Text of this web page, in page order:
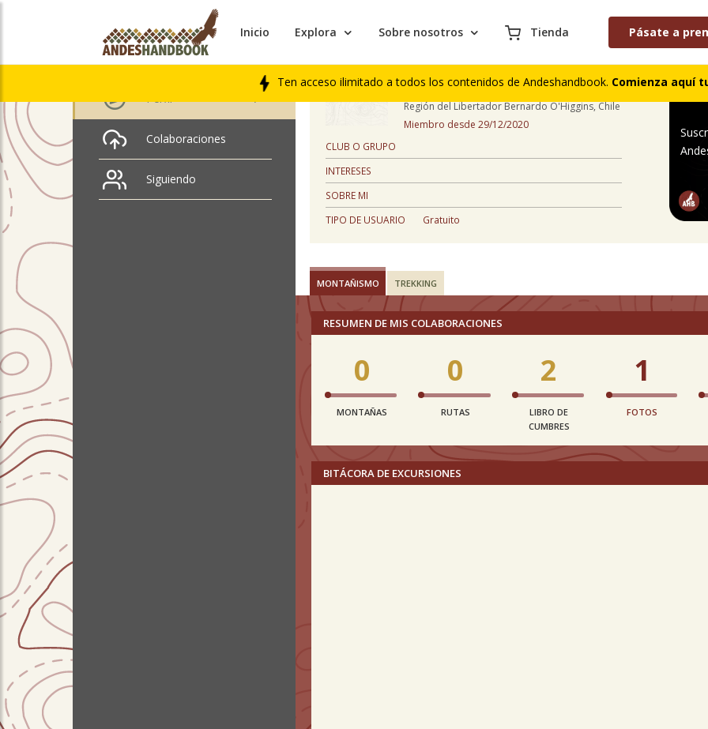
Inicio Explora Sobre nosotros Tienda Pásate a
Ten acceso ilimitado a todos los contenidos de Andeshandbook. Comienza aquí
Cristhian Muñoz
Perfil
Colaboraciones
Siguiendo
PERFIL
44 años
Región del Libertador Bernardo O'Higgins, Chile
Miembro desde 29/12/2020
CLUB O GRUPO
INTERESES
SOBRE MI
TIPO DE USUARIO
Gratuito
MONTAÑISMO TREKKING
RESUMEN DE MIS COLABORACIONES
0
MONTAÑAS
0
RUTAS
2
LIBRO DE
CUMBRES
1
FOTOS
BITÁCORA DE EXCURSIONES